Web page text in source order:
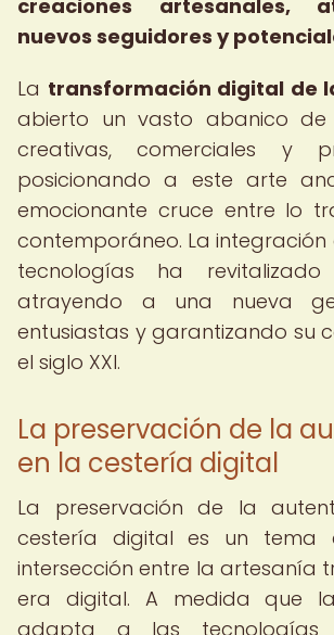
creaciones artesanales,
nuevos seguidores y
La transformación digital de
abierto un vasto abanico de
creativas, comerciales y
posicionando a este arte
emocionante cruce entre lo
contemporáneo. La integración
tecnologías ha
atrayendo a una nueva
entusiastas y garantizando su
el siglo XXI.
La preservación de la
en la cestería digital
La preservación de la
cestería digital es un tema
intersección entre la artesanía
era digital. A medida que
adapta a las tecnologías